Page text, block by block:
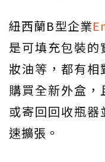
紐西蘭B型企業
是可填充包裝
妝油等，都有
購買全新外盒
或寄回回收瓶器
速擴張。